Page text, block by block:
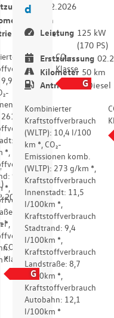
CO₂-
Klasse
G
02.2026
40 km
Diesel
9,9 l/100
komb.
261 g/km *,
12,3
*,
9,6
*,
9,5
*,
9,5
*
CO₂-
Klasse
G
d
Leistung 125 kW
(170 PS)
Erstzulassung
Kilometer 50 km
Antriebsart Diesel
Kombinierter
Kraftstoffverbrauch
(WLTP): 10,4 l/100
km *, CO₂-
Emissionen komb.
(WLTP): 273 g/km *,
Kraftstoffverbrauch
Innenstadt: 11,5
l/100km *,
Kraftstoffverbrauch
Stadtrand: 9,4
l/100km *,
Kraftstoffverbrauch
Landstraße: 8,7
l/100km *,
Kraftstoffverbrauch
Autobahn: 12,1
l/100km *